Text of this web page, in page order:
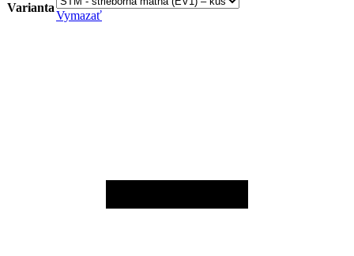
Varianta
Vymazať